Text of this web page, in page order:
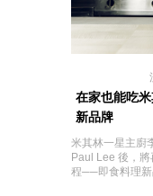
在家也能吃
新品牌
米其林一星主廚
Paul Lee 後，
程──即食料理新